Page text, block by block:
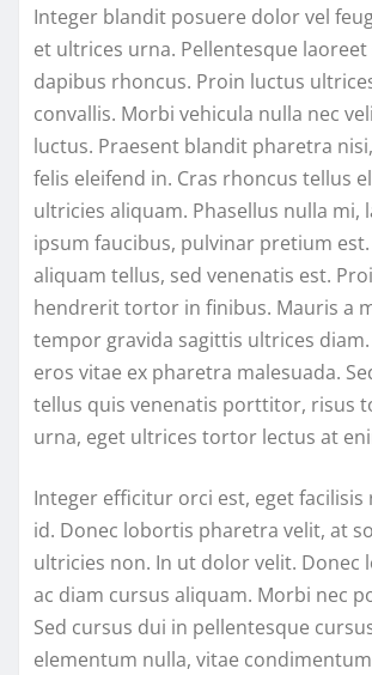
Integer blandit posuere dolor vel
et ultrices urna. Pellentesque laoreet
dapibus rhoncus. Proin luctus
convallis. Morbi vehicula nulla nec
luctus. Praesent blandit pharetra
felis eleifend in. Cras rhoncus tellus
ultricies aliquam. Phasellus nulla mi,
ipsum faucibus, pulvinar pretium
aliquam tellus, sed venenatis est.
hendrerit tortor in finibus. Mauris a
tempor gravida sagittis ultrices
eros vitae ex pharetra malesuada.
tellus quis venenatis porttitor, risus
urna, eget ultrices tortor lectus at
Integer efficitur orci est, eget facilisis
id. Donec lobortis pharetra velit, at
ultricies non. In ut dolor velit. Donec
ac diam cursus aliquam. Morbi nec
Sed cursus dui in pellentesque
elementum nulla, vitae